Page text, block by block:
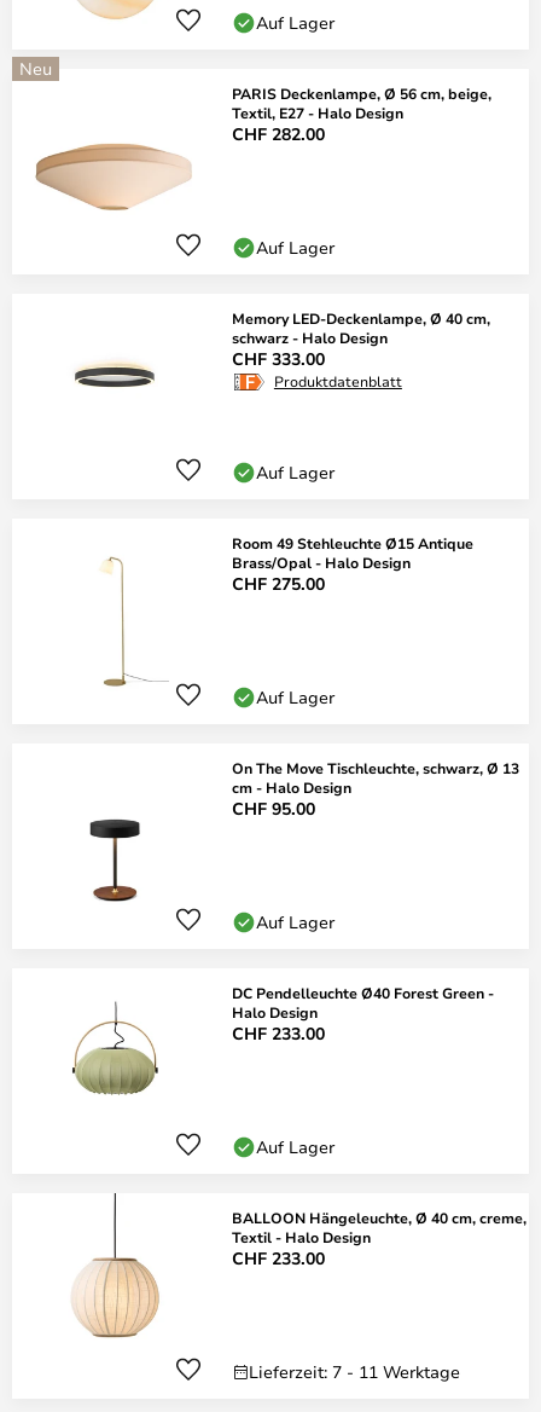
Auf Lager
Neu
PARIS Deckenlampe, Ø 56 cm, beige,
Textil, E27 - Halo Design
CHF 282.00
Auf Lager
Memory LED-Deckenlampe, Ø 40 cm,
schwarz - Halo Design
CHF 333.00
Produktdatenblatt
Auf Lager
Room 49 Stehleuchte Ø15 Antique
Brass/Opal - Halo Design
CHF 275.00
Auf Lager
On The Move Tischleuchte, schwarz, Ø 13
cm - Halo Design
CHF 95.00
Auf Lager
DC Pendelleuchte Ø40 Forest Green -
Halo Design
CHF 233.00
Auf Lager
BALLOON Hängeleuchte, Ø 40 cm, creme,
Textil - Halo Design
CHF 233.00
Lieferzeit: 7 - 11 Werktage